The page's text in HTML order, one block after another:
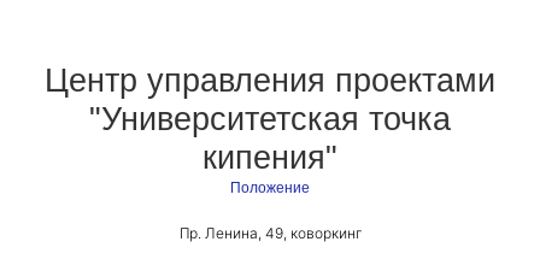
Центр управления проектами
"Университетская точка
кипения"
Положение
Пр. Ленина, 49, коворкинг